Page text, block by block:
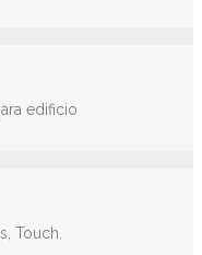
edificio
Touch.